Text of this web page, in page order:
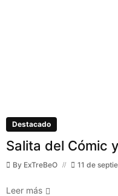
Destacado
Salita del Cómic
By ExTreBeO 11 de
Leer más